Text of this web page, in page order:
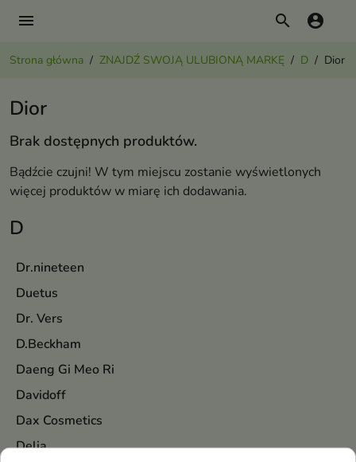
menu search account_circle
Strona główna ZNAJDŹ SWOJĄ ULUBIONĄ MARKĘ D Dior
D
Dr.nineteen
Duetus
Dr. Vers
D.Beckham
Daeng Gi Meo Ri
Davidoff
Dax Cosmetics
Delia
Dior
Brak dostępnych produktów.
Bądźcie czujni! W tym miejscu zostanie wyświetlonych
więcej produktów w miarę ich dodawania.